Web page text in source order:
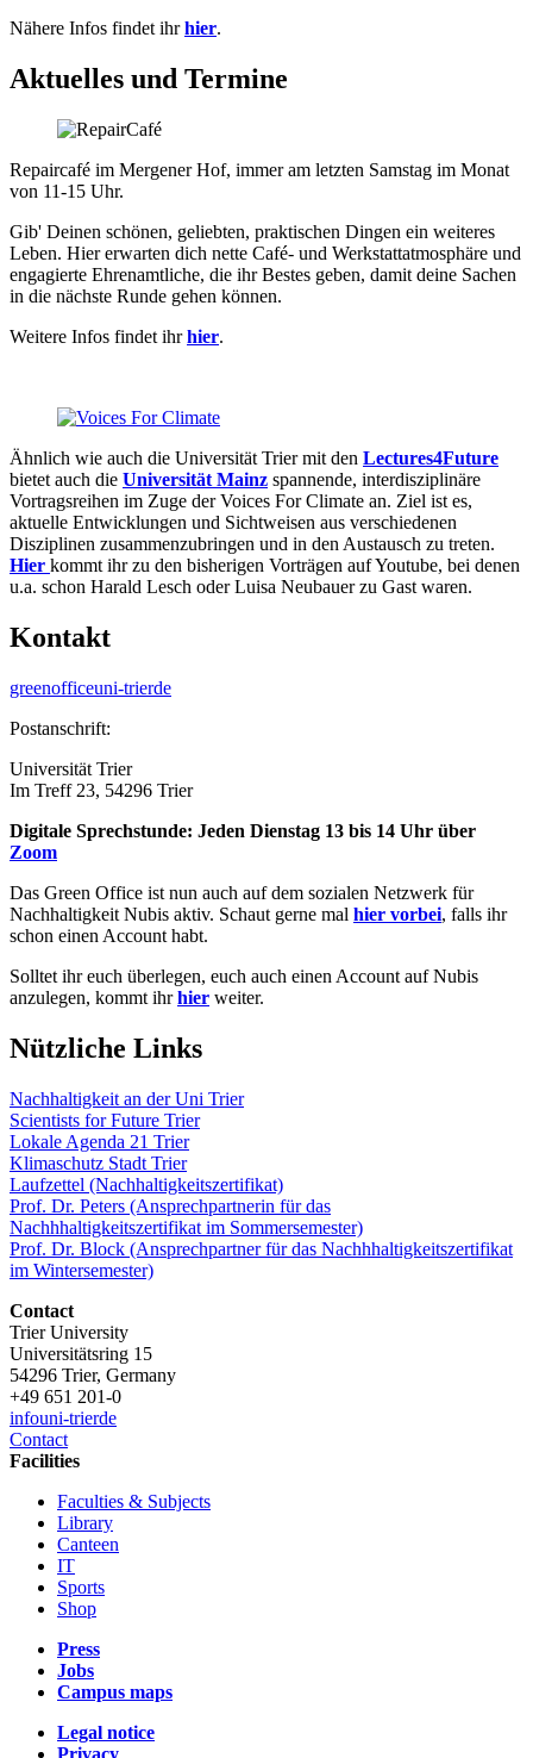
Nähere Infos findet ihrhier.
Aktuelles und Termine
Repaircafé im Mergener Hof, immer am letzten Samstag im Monat
von 11-15 Uhr.
Gib' Deinen schönen, geliebten, praktischen Dingen ein weiteres
Leben. Hier erwarten dich nette Café- und Werkstattatmosphäre und
engagierte Ehrenamtliche, die ihr Bestes geben, damit deine Sachen
in die nächste Runde gehen können.
Weitere Infos findet ihrhier.
Ähnlich wie auch die Universität Trier mit den Lectures4Future
bietet auch die Universität Mainz spannende, interdisziplinäre
Vortragsreihen im Zuge der Voices For Climate an. Ziel ist es,
aktuelle Entwicklungen und Sichtweisen aus verschiedenen
Disziplinen zusammenzubringen und in den Austausch zu treten.
Hier kommt ihr zu den bisherigen Vorträgen auf Youtube, bei denen
u.a. schon Harald Lesch oder Luisa Neubauer zu Gast waren.
Kontakt
greenofficeuni-trierde
Postanschrift:
Universität Trier
Im Treff 23, 54296 Trier
Digitale Sprechstunde: Jeden Dienstag 13 bis 14 Uhr über
Zoom
Das Green Office ist nun auch auf dem sozialen Netzwerk für
Nachhaltigkeit Nubis aktiv. Schaut gerne mal hier vorbei, falls ihr
schon einen Account habt.
Solltet ihr euch überlegen, euch auch einen Account auf Nubis
anzulegen, kommt ihrhier weiter.
Nützliche Links
Nachhaltigkeit an der Uni Trier
Scientists for Future Trier
Lokale Agenda 21 Trier
Klimaschutz Stadt Trier
Laufzettel (Nachhaltigkeitszertifikat)
Prof. Dr. Peters (Ansprechpartnerin für das
Nachhhaltigkeitszertifikat im Sommersemester)
Prof. Dr. Block (Ansprechpartner für das Nachhhaltigkeitszertifikat
im Wintersemester)
Contact
Trier University
Universitätsring 15
54296 Trier, Germany
+49 651 201-0
infouni-trierde
Contact
Facilities
Faculties & Subjects
Library
Canteen
IT
Sports
Shop
Press
Jobs
Campus maps
Legal notice
Privacy